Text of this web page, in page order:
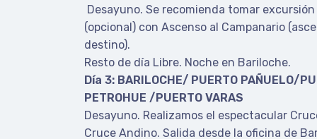
Desayuno. Se recomienda tomar
(opcional) con Ascenso al Campanario
destino).
Resto de día Libre. Noche en Bariloche.
Día 3: BARILOCHE/ PUERTO PAÑUELO/
PETROHUE /PUERTO VARAS
Desayuno. Realizamos el espectacular
Cruce Andino. Salida desde la oficina de